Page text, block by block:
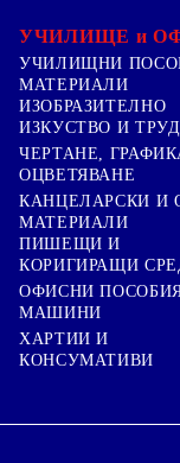
УЧИЛИЩЕ и
УЧИЛИЩНИ
МАТЕРИАЛИ
ИЗОБРАЗИТЕЛНО
ИЗКУСТВО И ТРУД
ЧЕРТАНЕ,
ОЦВЕТЯВАНЕ
КАНЦЕЛАРСКИ И
МАТЕРИАЛИ
ПИШЕЩИ И
КОРИГИРАЩИ
ОФИСНИ
МАШИНИ
ХАРТИИ И
КОНСУМАТИВИ